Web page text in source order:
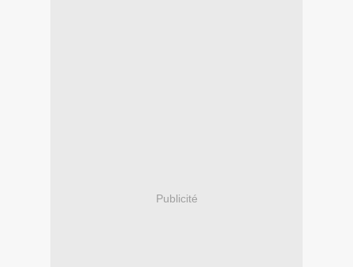
Publicité